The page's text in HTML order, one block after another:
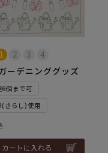
ーデニンググッズ
6個まで可
(さらし)使用
カートに入れる